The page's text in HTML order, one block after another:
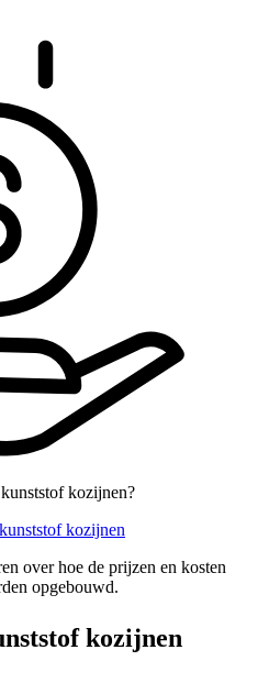
kozijnen?
kozijnen
over hoe de prijzen en kosten
opgebouwd.
kozijnen